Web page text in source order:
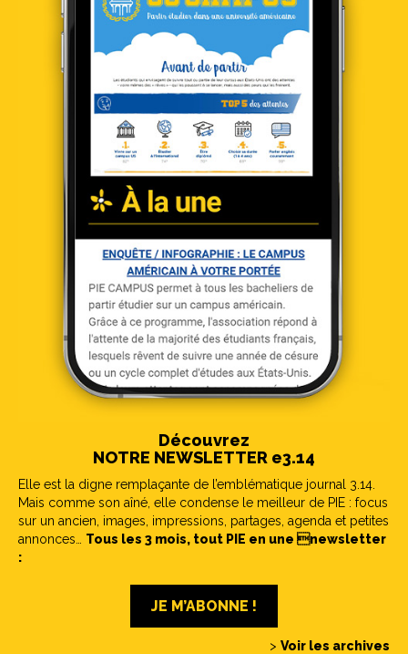
Découvrez
NOTRE NEWSLETTER e3.14
Elle est la digne remplaçante de l’emblématique journal 3.14.
Mais comme son aîné, elle condense le meilleur de PIE : focus
sur un ancien, images, impressions, partages, agenda et petites
annonces… Tous les 3 mois, tout PIE en une newsletter
:
JE M’ABONNE !
> Voir les archives